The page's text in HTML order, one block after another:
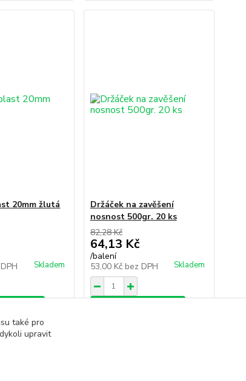
20mm žlutá
Skladem
Držáček na zavěšení
nosnost 500gr. 20 ks
82,28 Kč
64,13 Kč
/balení
53,00 Kč bez DPH Skladem
také pro
upravit